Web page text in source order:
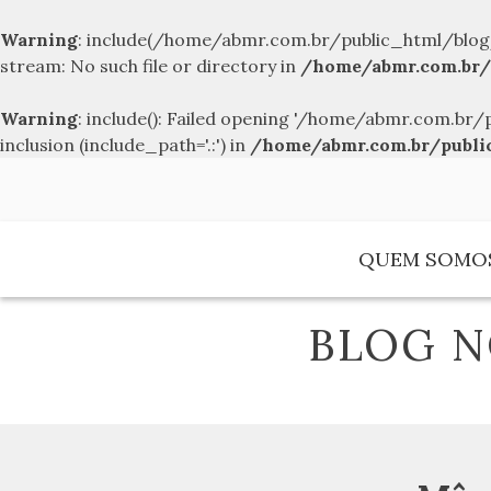
Warning: include(/home/abmr.com.br/public_html/
stream: No such file or directory in /home/
Warning: include(): Failed opening '/home/
inclusion (include_path='.:') in /home/abmr.com.br/
QUEM
BLOG